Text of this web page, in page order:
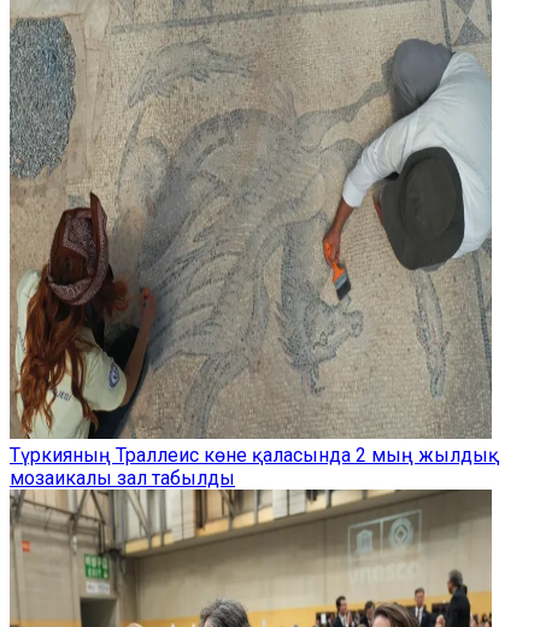
Түркияның Траллеис көне қаласында 2 мың жылдық
мозаикалы зал табылды